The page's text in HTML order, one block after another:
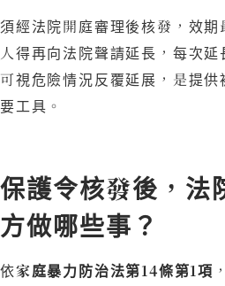
須經法院開庭審理後核發，效期
人得再向法院聲請延長，每次
可視危險情況反覆延展，是提
要工具。
保護令核發後，法
方做哪些事？
依家庭暴力防治法第14條第1項